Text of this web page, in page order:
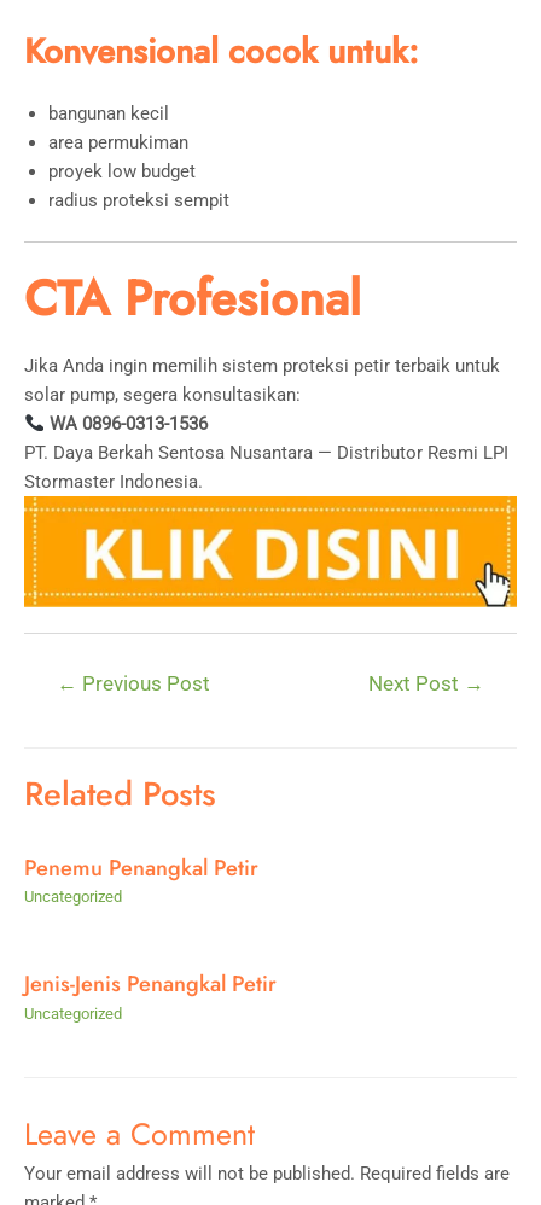
Konvensional cocok untuk:
bangunan kecil
area permukiman
proyek low budget
radius proteksi sempit
CTA Profesional
Jika Anda ingin memilih sistem proteksi petir terbaik untuk
solar pump, segera konsultasikan:
WA 0896-0313-1536
PT. Daya Berkah Sentosa Nusantara — Distributor Resmi LPI
Stormaster Indonesia.
← Previous Post Next Post →
Related Posts
Penemu Penangkal Petir
Uncategorized
Jenis-Jenis Penangkal Petir
Uncategorized
Leave a Comment
Your email address will not be published. Required fields are